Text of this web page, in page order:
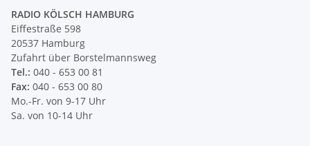
RADIO KÖLSCH HAMBURG
Eiffestraße 598
20537 Hamburg
Zufahrt über Borstelmannsweg
Tel.: 040 - 653 00 81
Fax: 040 - 653 00 80
Mo.-Fr. von 9-17 Uhr
Sa. von 10-14 Uhr